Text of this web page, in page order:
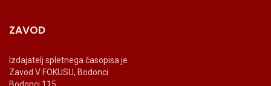
ZAVOD
Izdajatelj spletnega časopisa je
Zavod V FOKUSU, Bodonci
Bodonci 115